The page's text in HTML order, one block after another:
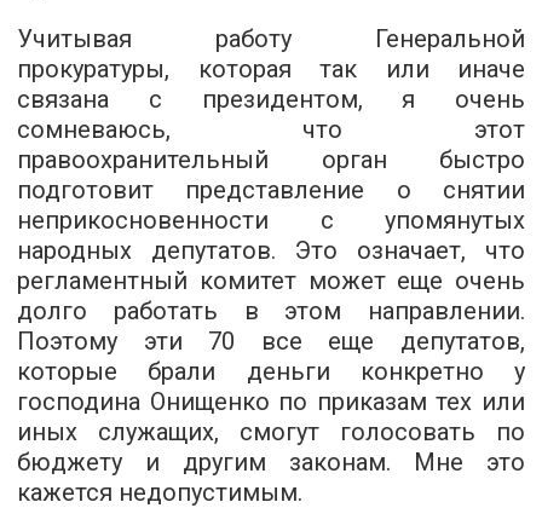
Учитывая работу Генеральной
прокуратуры, которая так или иначе
связана с президентом, я очень
сомневаюсь, что этот
правоохранительный орган быстро
подготовит представление о снятии
неприкосновенности с упомянутых
народных депутатов. Это означает, что
регламентный комитет может еще очень
долго работать в этом направлении.
Поэтому эти 70 все еще депутатов,
которые брали деньги конкретно у
господина Онищенко по приказам тех или
иных служащих, смогут голосовать по
бюджету и другим законам. Мне это
кажется недопустимым.